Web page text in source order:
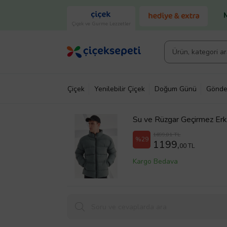
Çiçek ve Gurme Lezzetler
Çiçek Yenilebilir Çiçek Doğum Günü
Su ve Rüzgar Geçirmez
%29
1699,01 TL
1199,00 TL
Kargo Bedava